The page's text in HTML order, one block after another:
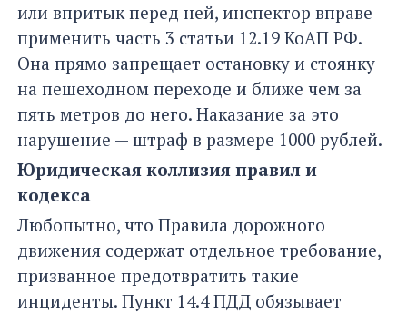
или впритык перед ней, инспектор вправе
применить часть 3 статьи 12.19 КоАП РФ.
Она прямо запрещает остановку и стоянку
на пешеходном переходе и ближе чем за
пять метров до него. Наказание за это
нарушение — штраф в размере 1000 рублей.
Юридическая коллизия правил и
кодекса
Любопытно, что Правила дорожного
движения содержат отдельное требование,
призванное предотвратить такие
инциденты. Пункт 14.4 ПДД обязывает